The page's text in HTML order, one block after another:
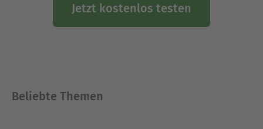
Jetzt kostenlos testen
Beliebte Themen